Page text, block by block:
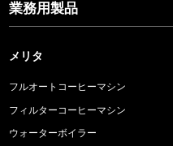
業務用製品
メリタ
フルオートコーヒーマシン
フィルターコーヒーマシン
ウォーターボイラー